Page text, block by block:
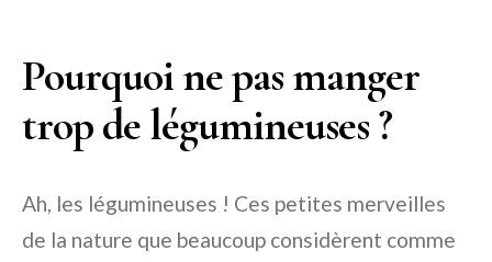
Pourquoi ne pas manger
trop de légumineuses ?
Ah, les légumineuses ! Ces petites merveilles
de la nature que beaucoup considèrent comme